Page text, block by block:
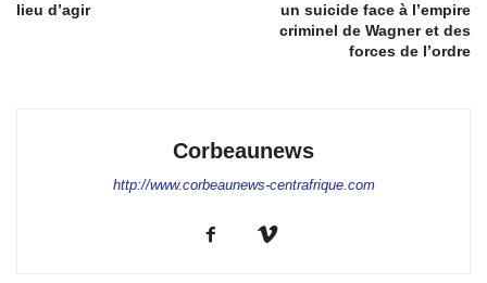
lieu d’agir
un suicide face à l’empire
criminel de Wagner et des
forces de l’ordre
Corbeaunews
http://www.corbeaunews-centrafrique.com